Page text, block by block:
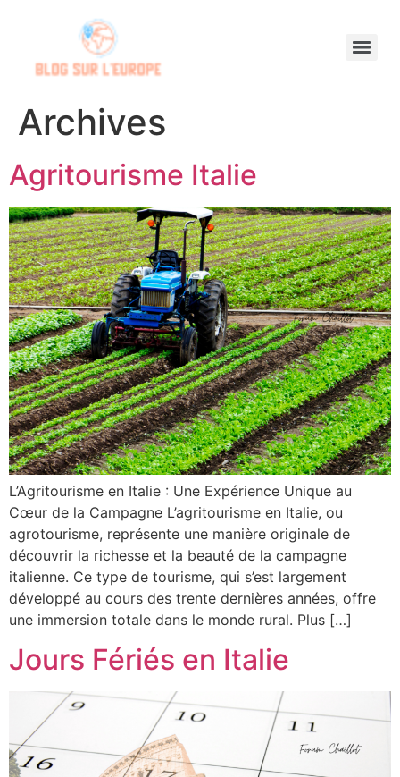
Archives
Agritourisme Italie
L’Agritourisme en Italie : Une Expérience Unique au
Cœur de la Campagne L’agritourisme en Italie, ou
agrotourisme, représente une manière originale de
découvrir la richesse et la beauté de la campagne
italienne. Ce type de tourisme, qui s’est largement
développé au cours des trente dernières années, offre
une immersion totale dans le monde rural. Plus […]
Jours Fériés en Italie